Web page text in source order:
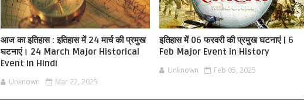
आज का इतिहास : इतिहास में 24 मार्च की प्रमुख
घटनाएं। 24 March Major Historical
Event in Hindi
Unknown Mar 22, 2025
इतिहास में 06 फरवरी की प्रमुख घटनाएं | 6
Feb Major Event in History
Unknown Feb 05, 2025